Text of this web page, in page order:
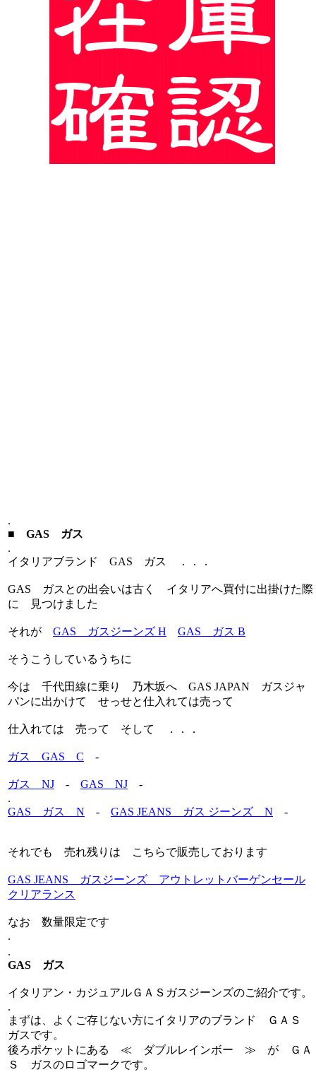
.
■ GAS ガス
.
イタリアブランド GAS ガス ．．．
GAS ガスとの出会いは古く イタリアへ買付に出掛けた際
に 見つけました
それが GAS ガスジーンズ H GAS ガス B
そうこうしているうちに
今は 千代田線に乗り 乃木坂へ GAS JAPAN ガスジャ
パンに出かけて せっせと仕入れては売って
仕入れては 売って そして ．．．
ガス GAS C -
ガス NJ - GAS NJ -
.
GAS ガス N - GAS JEANS ガス ジーンズ N -
それでも 売れ残りは こちらで販売しております
GAS JEANS ガスジーンズ アウトレットバーゲンセール
クリアランス
なお 数量限定です
.
.
GAS ガス
イタリアン・カジュアルＧＡＳガスジーンズのご紹介です。
.
まずは、よくご存じない方にイタリアのブランド ＧＡＳ
ガスです。
後ろポケットにある ≪ ダブルレインボー ≫ が ＧＡ
Ｓ ガスのロゴマークです。